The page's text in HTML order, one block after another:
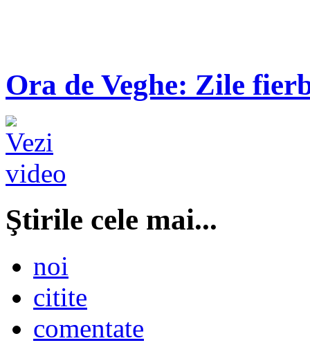
Ora de Veghe: Zile
Ştirile cele mai...
noi
citite
comentate